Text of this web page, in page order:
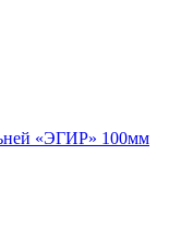
«ЭГИР» 100мм